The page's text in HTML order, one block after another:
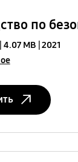
по
4.07 MB 2021